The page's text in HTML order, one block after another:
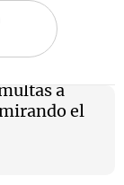
a
el